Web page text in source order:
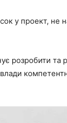
у проект, не
розробити та